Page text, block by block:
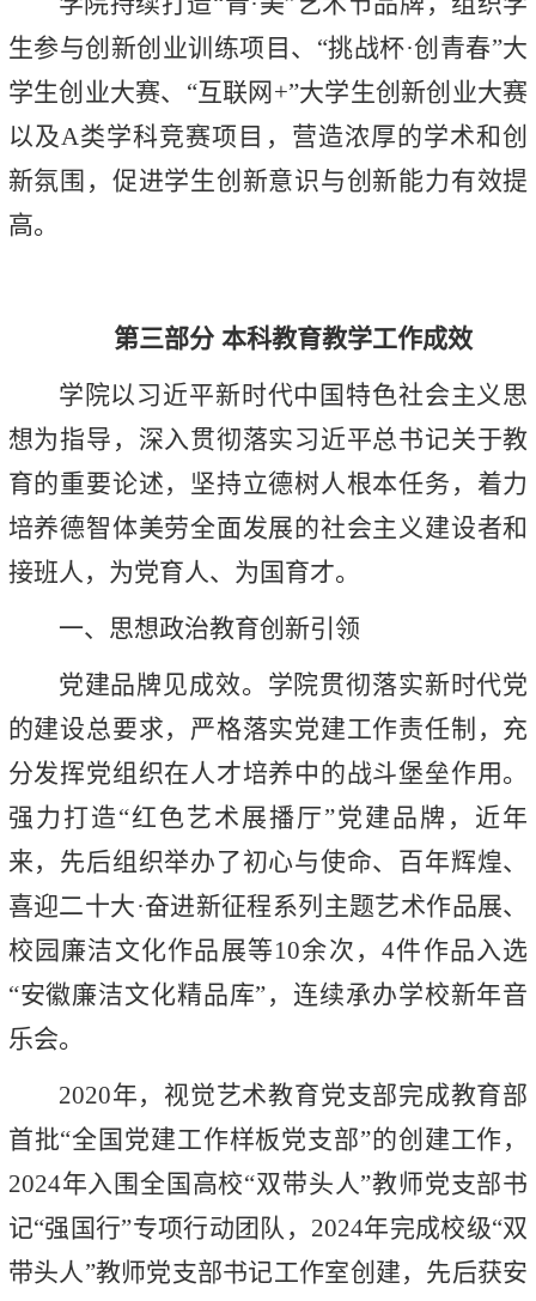
生参与创新创业训练项目、“挑战杯·创青春”大
学生创业大赛、“互联网+”大学生创新创业大赛
以及A类学科竞赛项目，营造浓厚的学术和创
新氛围，促进学生创新意识与创新能力有效提
高。
第三部分 本科教育教学工作成效
学院以习近平新时代中国特色社会主义思
想为指导，深入贯彻落实习近平总书记关于教
育的重要论述，坚持立德树人根本任务，着力
培养德智体美劳全面发展的社会主义建设者和
接班人，为党育人、为国育才。
一、思想政治教育创新引领
党建品牌见成效。学院贯彻落实新时代党
的建设总要求，严格落实党建工作责任制，充
分发挥党组织在人才培养中的战斗堡垒作用。
强力打造“红色艺术展播厅”党建品牌，近年
来，先后组织举办了初心与使命、百年辉煌、
喜迎二十大·奋进新征程系列主题艺术作品展、
校园廉洁文化作品展等10余次，4件作品入选
“安徽廉洁文化精品库”，连续承办学校新年音
乐会。
2020年，视觉艺术教育党支部完成教育部
首批“全国党建工作样板党支部”的创建工作，
2024年入围全国高校“双带头人”教师党支部书
记“强国行”专项行动团队，2024年完成校级“双
带头人”教师党支部书记工作室创建，先后获安